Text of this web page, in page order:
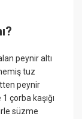
peynir altı
tuz
peynir
çorba kaşığı
süzme